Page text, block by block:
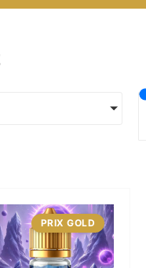
PRIX GOLD